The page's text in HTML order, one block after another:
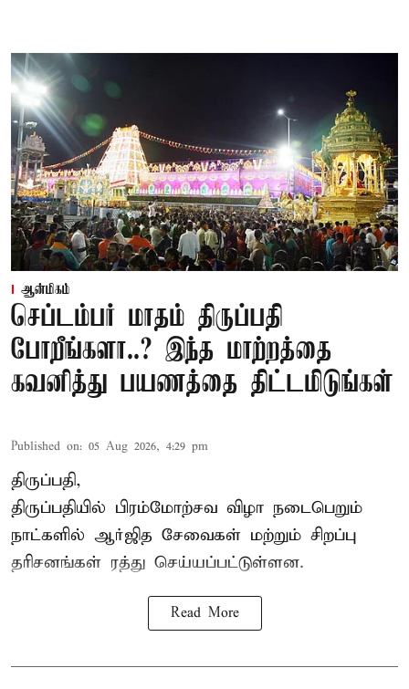
ஆன்மிகம்
செப்டம்பர் மாதம் திருப்பதி
போறீங்களா..? இந்த மாற்றத்தை
கவனித்து பயணத்தை திட்டமிடுங்கள்
Published on: 05 Aug 2026, 4:29 pm
திருப்பதி,
திருப்பதியில் பிரம்மோற்சவ விழா நடைபெறும்
நாட்களில் ஆர்ஜித சேவைகள் மற்றும் சிறப்பு
தரிசனங்கள் ரத்து செய்யப்பட்டுள்ளன.
Read More